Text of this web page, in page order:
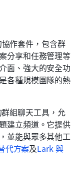
作套件，包含群
分享和任務管理等
面、強大的安全功
各種規模團隊的熱
組聊天工具，允
建立頻道。它提供
並能與眾多其他工
代方案及Lark 與